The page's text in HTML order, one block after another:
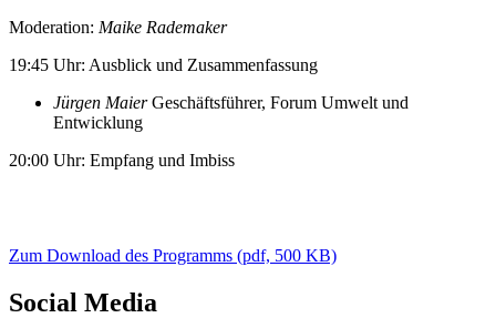
Moderation: Maike Rademaker
19:45 Uhr: Ausblick und Zusammenfassung
Jürgen MaierGeschäftsführer, Forum Umwelt und
Entwicklung
20:00 Uhr: Empfang und Imbiss
Zum Download des Programms (pdf, 500 KB)
Social Media